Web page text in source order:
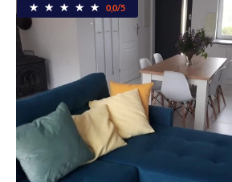
0,0/5